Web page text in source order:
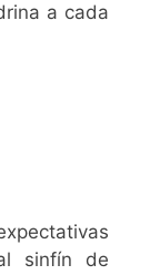
a cada
sinfín de